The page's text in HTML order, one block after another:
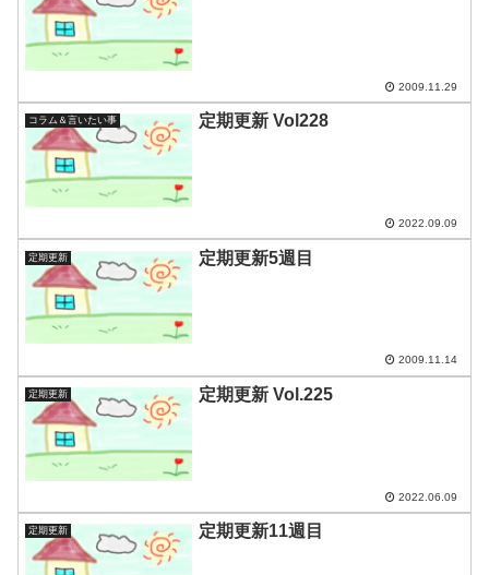
2009.11.29
コラム＆言いたい事 定期更新 Vol228
2022.09.09
定期更新 定期更新5週目
2009.11.14
定期更新 定期更新 Vol.225
2022.06.09
定期更新 定期更新11週目